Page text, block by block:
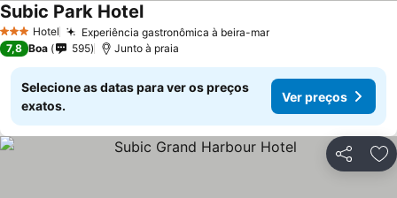
3 EstrelasHotel Experiência gastronômica à beira-mar
Subic Park Hotel
7,8 Boa 595 Junto à praia
Selecione as datas para ver os preços
exatos.
Ver preços
Partilhar